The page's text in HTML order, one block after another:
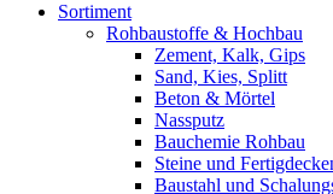
Sortiment
Rohbaustoffe & Hochbau
Zement, Kalk, Gips
Sand, Kies, Splitt
Beton & Mörtel
Nassputz
Bauchemie Rohbau
Steine und
Baustahl und